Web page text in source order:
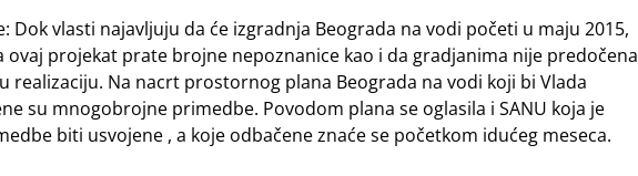
Dok vlasti najavljuju da će izgradnja Beograda na vodi početi u maju 2015,
projekat prate brojne nepoznanice kao i da gradjanima nije predočena
realizaciju. Na nacrt prostornog plana Beograda na vodi koji bi Vlada
su mnogobrojne primedbe. Povodom plana se oglasila i SANU koja je
biti usvojene , a koje odbačene znaće se početkom idućeg meseca.